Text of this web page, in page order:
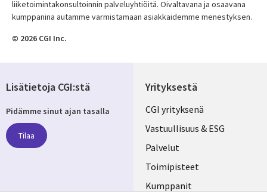
liiketoimintakonsultoinnin palveluyhtiöitä. Oivaltavana ja osaavana
kumppanina autamme varmistamaan asiakkaidemme menestyksen.
© 2026 CGI Inc.
Yrityksestä
Useful
links
FINLAND
CGI yrityksenä
Vastuullisuus & ESG
Palvelut
Toimipisteet
Kumppanit
Lisätietoja CGI:stä
Pidämme sinut ajan tasalla
Tilaa